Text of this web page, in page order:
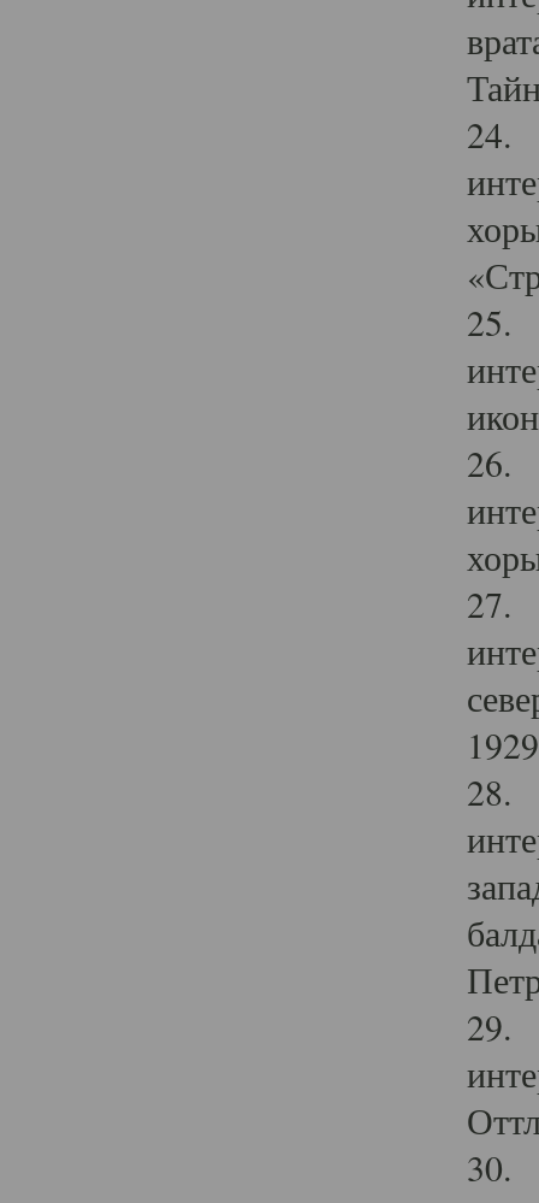
24.
25.
26.
27.
28.
29.
30.